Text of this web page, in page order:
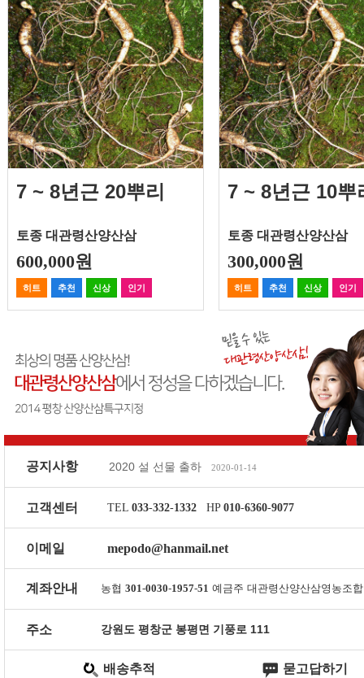
7 ~ 8년근 20뿌리
토종 대관령산양산삼
600,000원
히트 추천 신상 인기
7 ~ 8년근 10뿌
토종 대관령산양산삼
300,000원
히트 추천 신상 인기
공지사항 2020 설 선물 출하 2020-01-14
추석 물량 츌하 2019-09-02
2019년 설 선물 2019-01-24
고객센터 TEL 033-332-1332HP 010-6360-9077
이메일 mepodo@hanmail.net
계좌안내 농협 301-0030-1957-51 예금주 대관령산양산삼영농조합
주소 강원도 평창군 봉평면 기풍로 111
배송추적 묻고답하기